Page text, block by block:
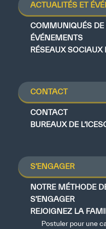
ACTUALITÉS ET
COMMUNIQUÉS DE
ÉVÉNEMENTS
RÉSEAUX SOCIAUX
CONTACT
CONTACT
BUREAUX DE
S’ENGAGER
NOTRE MÉTHODE
S’ENGAGER
REJOIGNEZ LA
Postuler pour une